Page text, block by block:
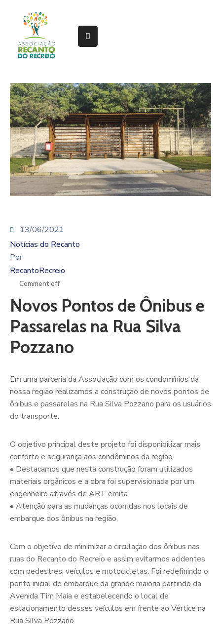
Home
Gestão
Serviços
Projetos
Linhas
Documentos
Notícias
Sociais
Fale
Conosco
13/06/2021
Notícias do Recanto
Por
RecantoRecreio
Comment off
Novos Pontos de Ônibus e
Passarelas na Rua Silva
Pozzano
Em uma parceria da Associação com os condomínios da
nossa região realizamos a construção de novos pontos de
ônibus e passarelas na Rua Silva Pozzano para os usuários
do transporte.
O objetivo principal deste projeto foi disponibilizar mais
conforto e segurança aos condôminos da região.
• Destacamos que nesta construção foram utilizados
materiais orgânicos e a obra foi supervisionada por um
engenheiro através de ART emita.
• Atenção para as mudanças ocorridas nos locais de
embarque dos ônibus na região.
Com o objetivo de minimizar a circulação dos ônibus nas
ruas do Recanto do Recreio e assim evitarmos acidentes
com pedestres, veículos e motocicletas. Foi redefinindo o
ponto inicial de embarque da grande maioria partindo da
Avenida Tim Maia e estabelecendo o local de
estacionamento desses veículos em frente ao Vértice na
Rua Silva Pozzano.